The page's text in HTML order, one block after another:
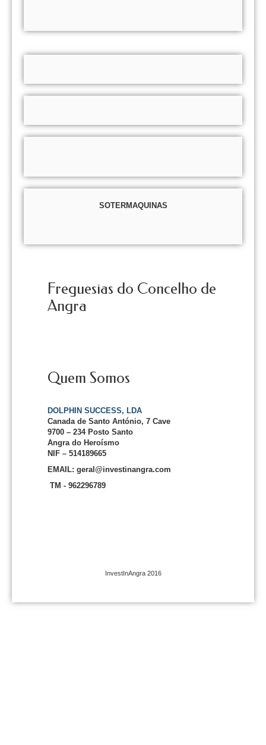
SOTERMAQUINAS
Freguesias do Concelho de
Angra
Quem Somos
DOLPHIN SUCCESS, LDA
Canada de Santo António, 7 Cave
9700 – 234 Posto Santo
Angra do Heroísmo
NIF – 514189665
EMAIL: geral@investinangra.com
TM - 962296789
InvestInAngra 2016